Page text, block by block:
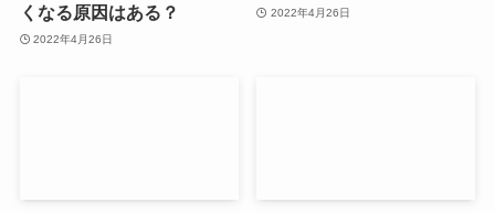
くなる原因はある？
2022年4月26日
2022年4月26日